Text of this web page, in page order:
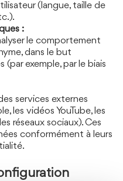
(langue, taille de
:
le comportement
dans le but
(par exemple, par le biais
services externes
les vidéos YouTube, les
réseaux sociaux). Ces
conformément à leurs